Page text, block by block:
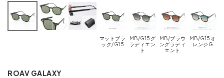
マットブラ
ック/G15
MB/G15グ
ラディエン
ト
MB/ブラウ
ングラディ
エント
MB/G15オ
レンジG
ROAV GALAXY